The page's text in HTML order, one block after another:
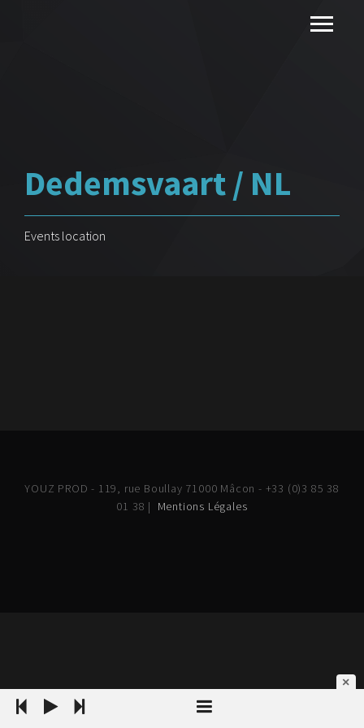
Dedemsvaart / NL
Events location
YOUZ PROD - 119, rue Boullay 71000 Mâcon - +33 (0)3 85 38
01 38 | Mentions Légales